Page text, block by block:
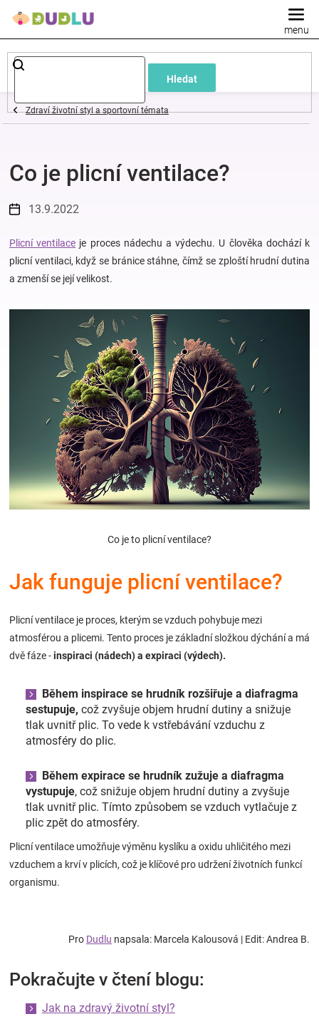
Hledat
Dětské
a
oblečení
Pokojíček
a
kojenecká
zábava
děti
oblečení
Novinky
Značky
Blog
Hračkářství
Zdraví životní styl a sportovní témata
Co je plicní ventilace?
13.9.2022
Plicní ventilace je proces nádechu a výdechu. U člověka dochází k
plicní ventilaci, když se bránice stáhne, čímž se zploští hrudní dutina
a zmenší se její velikost.
Co je to plicní ventilace?
Jak funguje plicní ventilace?
Plicní ventilace je proces, kterým se vzduch pohybuje mezi
atmosférou a plicemi. Tento proces je základní složkou dýchání a má
dvě fáze -inspiraci (nádech) a expiraci (výdech).
Během inspirace se hrudník rozšiřuje a diafragma
sestupuje, což zvyšuje objem hrudní dutiny a snižuje
tlak uvnitř plic. To vede k vstřebávání vzduchu z
atmosféry do plic.
Během expirace se hrudník zužuje a diafragma
vystupuje, což snižuje objem hrudní dutiny a zvyšuje
tlak uvnitř plic. Tímto způsobem se vzduch vytlačuje z
plic zpět do atmosféry.
Plicní ventilace umožňuje výměnu kyslíku a oxidu uhličitého mezi
vzduchem a krví v plicích, což je klíčové pro udržení životních funkcí
organismu.
Pro Dudlu napsala: Marcela Kalousová | Edit: Andrea B.
Pokračujte v čtení blogu:
Jak na zdravý životní styl?